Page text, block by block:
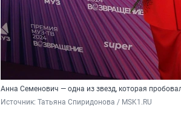
Анна Семенович — одна из звезд, которая
Источник: Татьяна Спиридонова / MSK1.RU